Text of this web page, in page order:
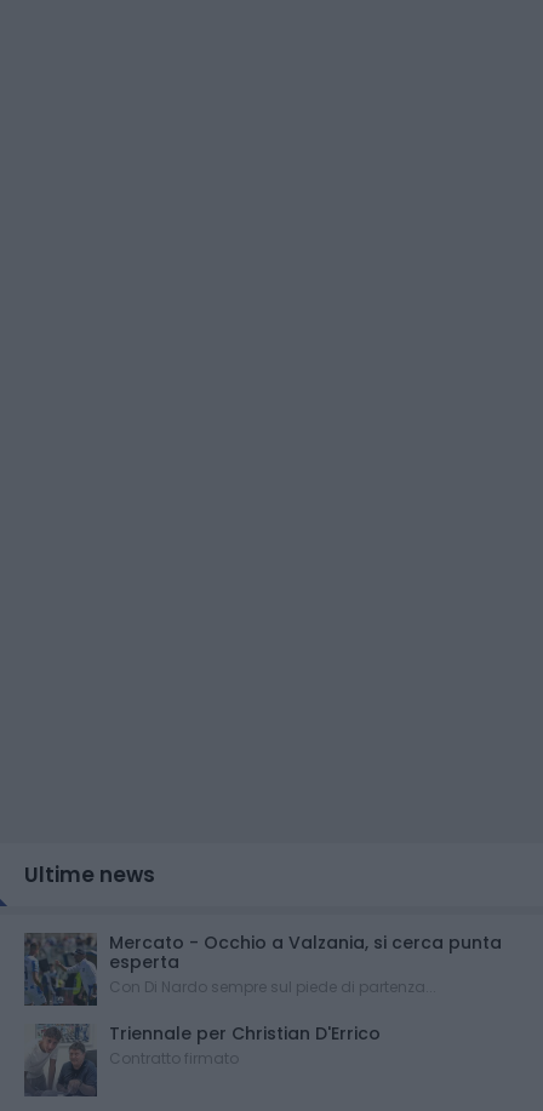
Ultime news
Mercato - Occhio a Valzania, si cerca punta
esperta
Con Di Nardo sempre sul piede di partenza...
Triennale per Christian D'Errico
Contratto firmato